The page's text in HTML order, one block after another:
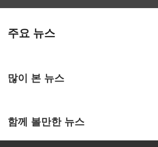
주요 뉴스
많이 본 뉴스
함께 볼만한 뉴스